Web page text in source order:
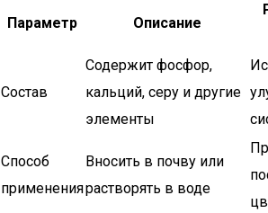
Параметр Описание
Состав
Содержит фосфор,
кальций, серу и другие
элементы
Способ
применения
Вносить в почву или
растворять в воде